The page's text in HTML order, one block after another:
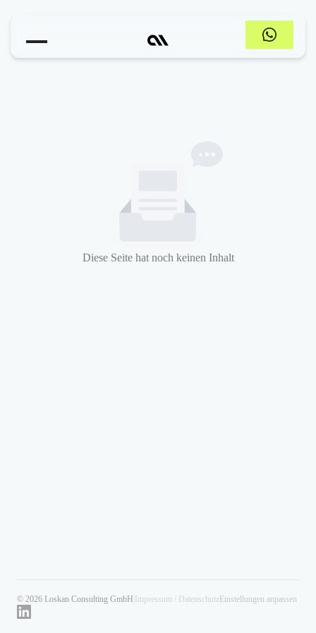
Diese Seite hat noch keinen Inhalt
© 2026 Loskan Consulting GmbH Impressum / Datenschutz Einstellungen anpassen